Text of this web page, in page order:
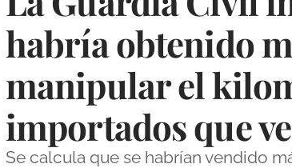
habría obtenido
manipular el
importados que
Se calcula que se habrían vendido